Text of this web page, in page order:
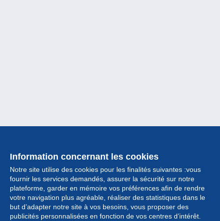
Information concernant les cookies
Notre site utilise des cookies pour les finalités suivantes :vous
fournir les services demandés, assurer la sécurité sur notre
plateforme, garder en mémoire vos préférences afin de rendre
votre navigation plus agréable, réaliser des statistiques dans le
but d’adapter notre site à vos besoins, vous proposer des
publicités personnalisées en fonction de vos centres d’intérêt.
Collection